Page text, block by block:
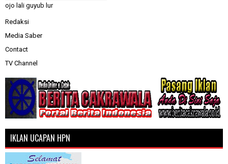
ojo lali guyub lur
Redaksi
Media Saber
Contact
TV Channel
IKLAN UCAPAN HPN